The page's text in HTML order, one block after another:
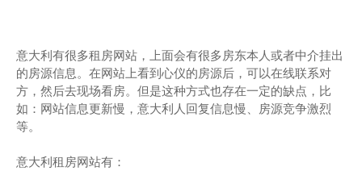
意大利有很多租房网站，上面会有很多房东本人或者中介挂出
的房源信息。在网站上看到心仪的房源后，可以在线联系对
方，然后去现场看房。但是这种方式也存在一定的缺点，比
如：网站信息更新慢，意大利人回复信息慢、房源竞争激烈
等。
意大利租房网站有：